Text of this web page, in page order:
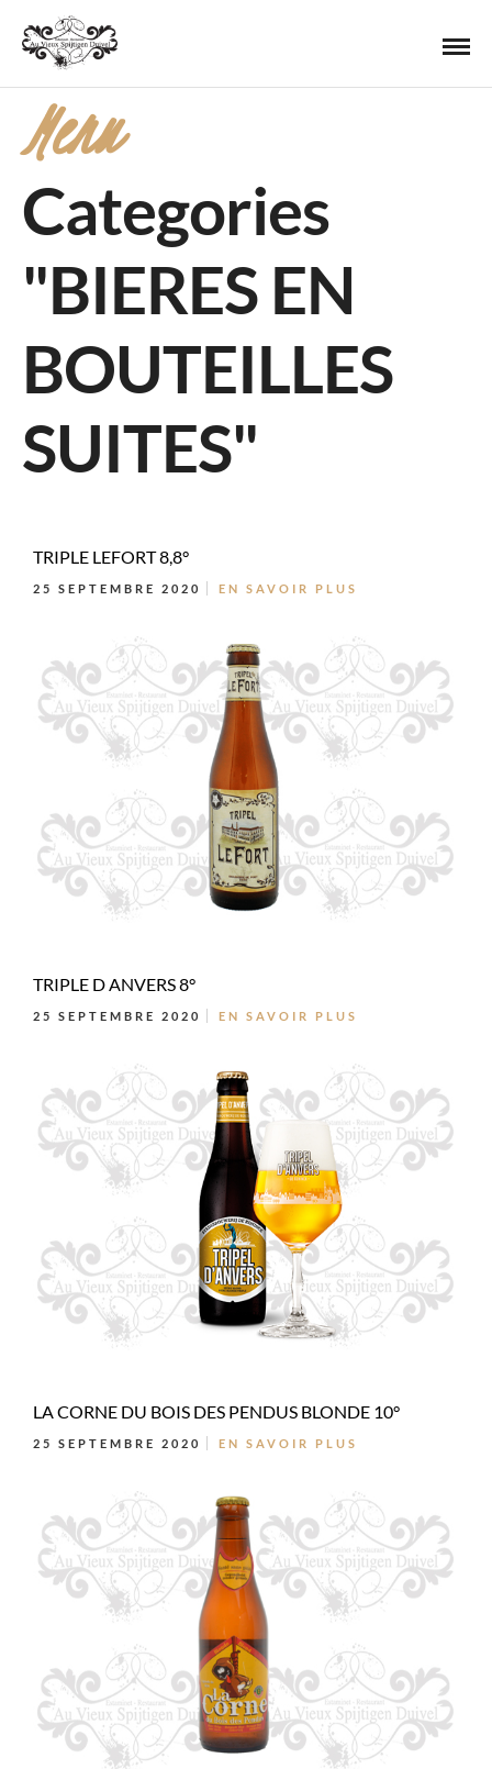
Menu
Categories
"BIERES EN
BOUTEILLES
SUITES"
TRIPLE LEFORT 8,8°
25 SEPTEMBRE 2020 EN SAVOIR PLUS
TRIPLE D ANVERS 8°
25 SEPTEMBRE 2020 EN SAVOIR PLUS
LA CORNE DU BOIS DES PENDUS BLONDE 10°
25 SEPTEMBRE 2020 EN SAVOIR PLUS